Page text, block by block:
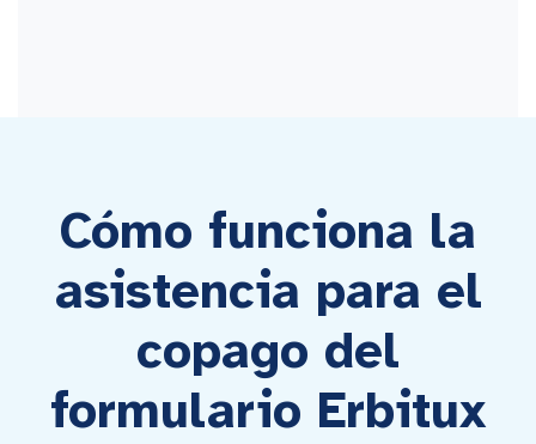
Cómo funciona la
asistencia para el
copago del
formulario Erbitux